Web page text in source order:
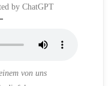
by ChatGPT
von uns